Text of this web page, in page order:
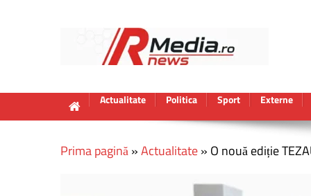
Actualitate Politica Sport Externe
Prima pagină»Actualitate» O nouă ediție